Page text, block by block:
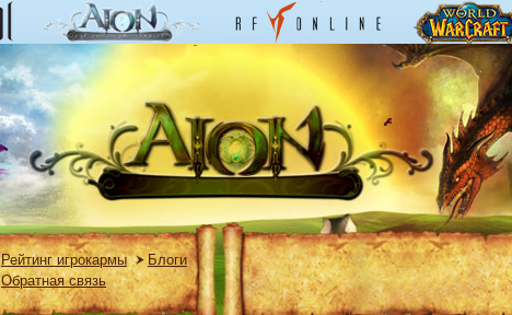
Рейтинг игрокармы
Блоги
Обратная связь